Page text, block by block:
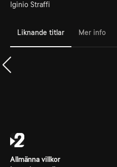
Iginio Straffi
Liknande titlar Mer info
Allmänna villkor